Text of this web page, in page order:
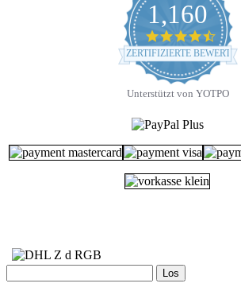
1,160
4.7
star
rating
ZERTIFIZIERTE
Unterstützt von YOTPO